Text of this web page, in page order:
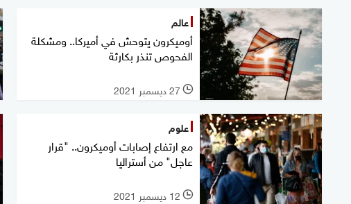
عالم
أوميكرون يتوحش في أميركا.. ومشكلة
الفحوص تنذر بكارثة
l 27 ديسمبر 2021
علوم
مع ارتفاع إصابات أوميكرون.. "قرار
عاجل" من أستراليا
l 12 ديسمبر 2021